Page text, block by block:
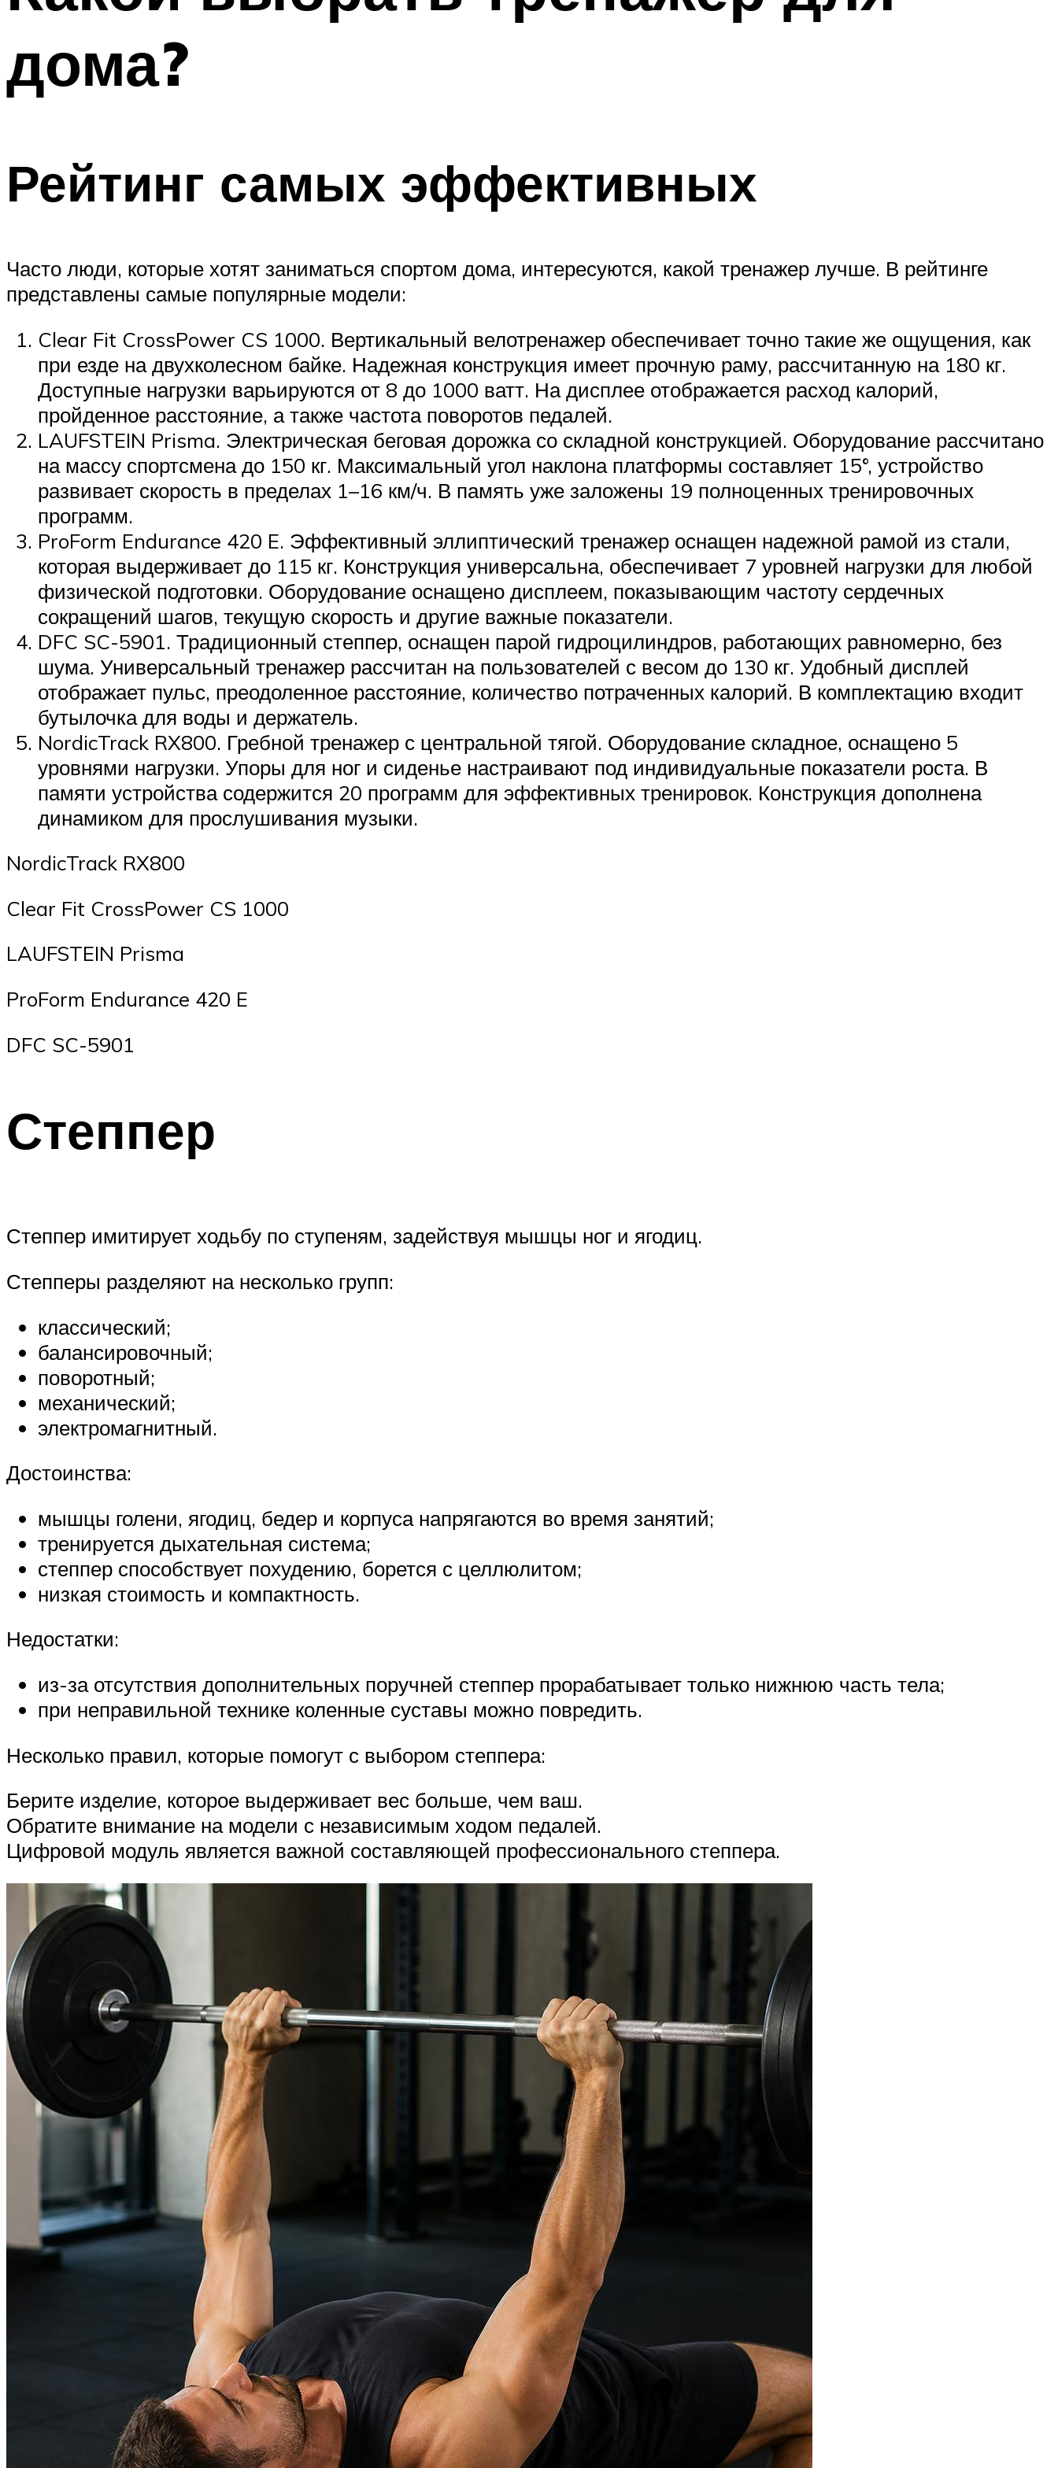
МЕНЮ
дома?
Рейтинг самых эффективных
Часто люди, которые хотят заниматься спортом дома, интересуются, какой тренажер лучше. В рейтинге
представлены самые популярные модели:
Clear Fit CrossPower CS 1000. Вертикальный велотренажер обеспечивает точно такие же ощущения, как
при езде на двухколесном байке. Надежная конструкция имеет прочную раму, рассчитанную на 180 кг.
Доступные нагрузки варьируются от 8 до 1000 ватт. На дисплее отображается расход калорий,
пройденное расстояние, а также частота поворотов педалей.
LAUFSTEIN Prisma. Электрическая беговая дорожка со складной конструкцией. Оборудование рассчитано
на массу спортсмена до 150 кг. Максимальный угол наклона платформы составляет 15°, устройство
развивает скорость в пределах 1–16 км/ч. В память уже заложены 19 полноценных тренировочных
программ.
ProForm Endurance 420 E. Эффективный эллиптический тренажер оснащен надежной рамой из стали,
которая выдерживает до 115 кг. Конструкция универсальна, обеспечивает 7 уровней нагрузки для любой
физической подготовки. Оборудование оснащено дисплеем, показывающим частоту сердечных
сокращений шагов, текущую скорость и другие важные показатели.
DFC SC-5901. Традиционный степпер, оснащен парой гидроцилиндров, работающих равномерно, без
шума. Универсальный тренажер рассчитан на пользователей с весом до 130 кг. Удобный дисплей
отображает пульс, преодоленное расстояние, количество потраченных калорий. В комплектацию входит
бутылочка для воды и держатель.
NordicTrack RX800. Гребной тренажер с центральной тягой. Оборудование складное, оснащено 5
уровнями нагрузки. Упоры для ног и сиденье настраивают под индивидуальные показатели роста. В
памяти устройства содержится 20 программ для эффективных тренировок. Конструкция дополнена
динамиком для прослушивания музыки.
NordicTrack RX800
Clear Fit CrossPower CS 1000
LAUFSTEIN Prisma
ProForm Endurance 420 E
DFC SC-5901
Степпер
Степпер имитирует ходьбу по ступеням, задействуя мышцы ног и ягодиц.
Степперы разделяют на несколько групп:
классический;
балансировочный;
поворотный;
механический;
электромагнитный.
Достоинства:
мышцы голени, ягодиц, бедер и корпуса напрягаются во время занятий;
тренируется дыхательная система;
степпер способствует похудению, борется с целлюлитом;
низкая стоимость и компактность.
Недостатки:
из-за отсутствия дополнительных поручней степпер прорабатывает только нижнюю часть тела;
при неправильной технике коленные суставы можно повредить.
Несколько правил, которые помогут с выбором степпера:
Берите изделие, которое выдерживает вес больше, чем ваш.
Обратите внимание на модели с независимым ходом педалей.
Цифровой модуль является важной составляющей профессионального степпера.